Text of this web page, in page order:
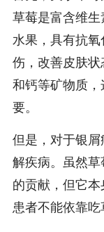
草莓是富含维
水果，具有抗
伤，改善皮肤
和钙等矿物质
要。
但是，对于银
解疾病。虽然
的贡献，但它本
患者不能依靠吃